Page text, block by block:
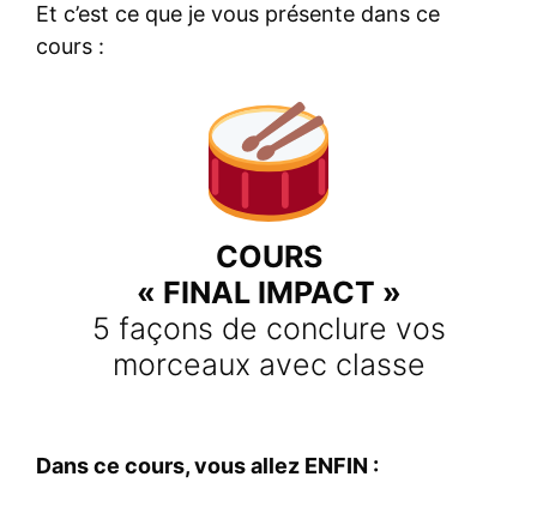
Et c’est ce que je vous présente dans ce
cours :
COURS
« FINAL IMPACT »
5 façons de conclure vos
morceaux avec classe
Dans ce cours, vous allez ENFIN :